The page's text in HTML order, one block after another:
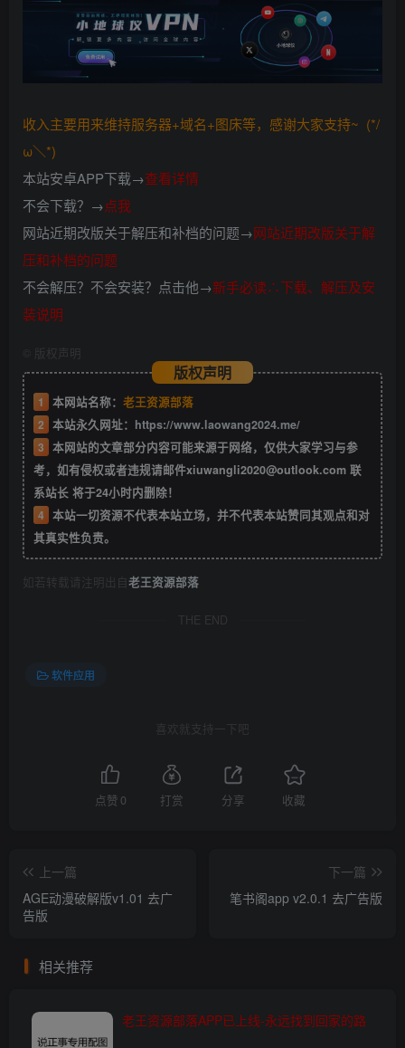
收入主要用来维持服务器+域名+图床等，感谢大家支持~ (*/
ω＼*)
本站安卓APP下载→查看详情
不会下载？→点我
网站近期改版关于解压和补档的问题→网站近期改版关于解
压和补档的问题
不会解压？不会安装？点击他→新手必读∴下载、解压及安
装说明
版权声明
版权声明
1 本网站名称： 老王资源部落
2 本站永久网址： https://www.laowang2024.me/
3 本网站的文章部分内容可能来源于网络，仅供大家学习与参
考，如有侵权或者违规请邮件xiuwangli2020@outlook.com 联
系站长 将于24小时内删除！
4 本站一切资源不代表本站立场，并不代表本站赞同其观点和对
其真实性负责。
如若转载请注明出自老王资源部落
THE END
软件应用
喜欢就支持一下吧
点赞 0 打赏 分享 收藏
上一篇
AGE动漫破解版v1.01 去广
告版
下一篇
笔书阁app v2.0.1 去广告版
相关推荐
老王资源部落APP已上线-永远找到回家的路